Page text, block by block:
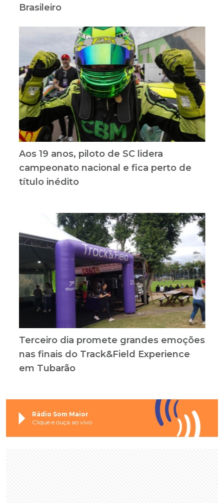
Brasileiro
Aos 19 anos, piloto de SC lidera
campeonato nacional e fica perto de
título inédito
Terceiro dia promete grandes emoções
nas finais do Track&Field Experience
em Tubarão
Rádio Som Maior
Clique e ouça ao vivo